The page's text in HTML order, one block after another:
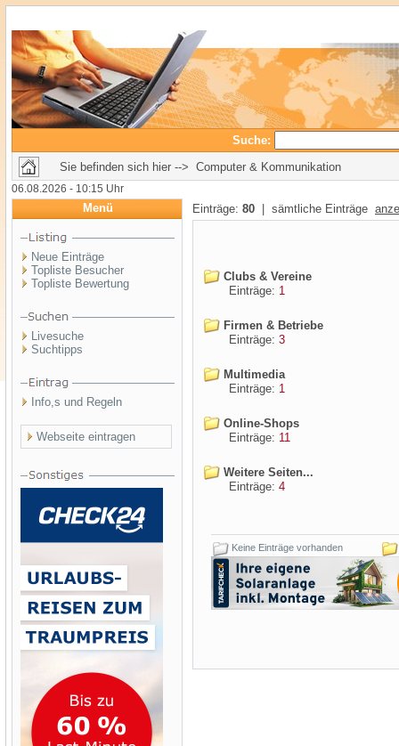
Suche:
Sie befinden sich hier --> Computer & Kommunikation
06.08.2026 - 10:15 Uhr
Menü
Neue Einträge
Topliste Besucher
Topliste Bewertung
Livesuche
Suchtipps
Info,s und Regeln
Webseite eintragen
Einträge: 80 | sämtliche Einträge
Clubs & Vereine
Einträge: 1
Firmen & Betriebe
Einträge: 3
Multimedia
Einträge: 1
Online-Shops
Einträge: 11
Weitere Seiten...
Einträge: 4
Keine Einträge vorhanden